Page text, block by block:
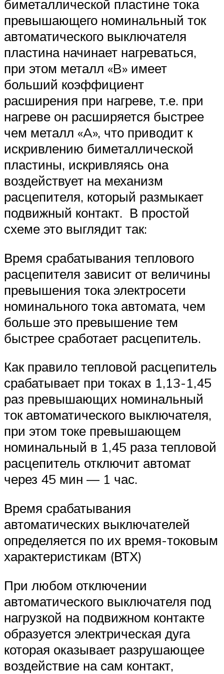
биметаллической пластине тока
превышающего номинальный ток
автоматического выключателя
пластина начинает нагреваться,
при этом металл «B» имеет
больший коэффициент
расширения при нагреве, т.е. при
нагреве он расширяется быстрее
чем металл «A», что приводит к
искривлению биметаллической
пластины, искривляясь она
воздействует на механизм
расцепителя, который размыкает
подвижный контакт. В простой
схеме это выглядит так:
Время срабатывания теплового
расцепителя зависит от величины
превышения тока электросети
номинального тока автомата, чем
больше это превышение тем
быстрее сработает расцепитель.
Как правило тепловой расцепитель
срабатывает при токах в 1,13-1,45
раз превышающих номинальный
ток автоматического выключателя,
при этом токе превышающем
номинальный в 1,45 раза тепловой
расцепитель отключит автомат
через 45 мин — 1 час.
Время срабатывания
автоматических выключателей
определяется по их время-токовым
характеристикам (ВТХ)
При любом отключении
автоматического выключателя под
нагрузкой на подвижном контакте
образуется электрическая дуга
которая оказывает разрушающее
воздействие на сам контакт,